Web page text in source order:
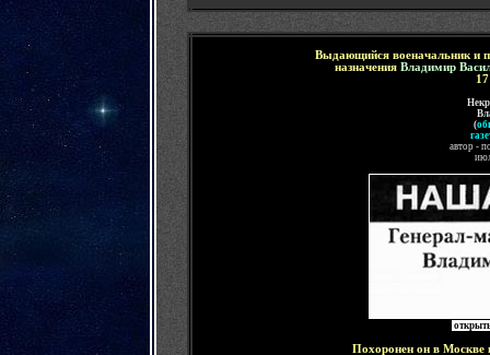
Выдающийся военачальник и
назначения Владимир
(
автор -
Похоронен он в Москве